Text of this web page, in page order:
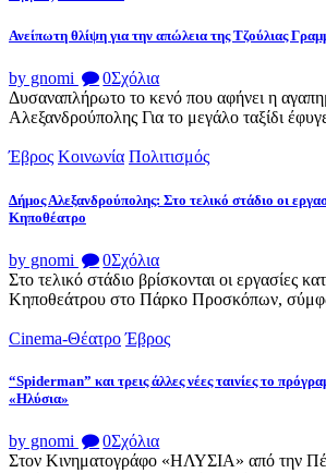
Ανείπωτη θλίψη για την απώλεια της Τζούλιας
by gnomi 0Σχόλια
Δυσαναπλήρωτο το κενό που αφήνει η
Αλεξανδρούπολης Για το μεγάλο ταξίδι
Έβρος Κοινωνία Πολιτισμός
Δήμος Αλεξανδρούπολης: Στο τελικό στάδιο οι
Κηποθέατρο
by gnomi 0Σχόλια
Στο τελικό στάδιο βρίσκονται οι εργασίες
Κηποθεάτρου στο Πάρκο Προσκόπων,
Cinema-Θέατρο Έβρος
“Spiderman” και τρεις άλλες νέες ταινίες το
«Ηλύσια»
by gnomi 0Σχόλια
Στον Κινηματογράφο «ΗΛΥΣΙΑ» από την